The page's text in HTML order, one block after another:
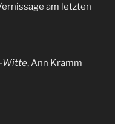
am letzten
Witte, Ann Kramm